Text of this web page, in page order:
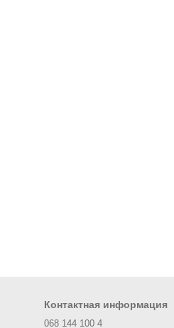
Контактная информация
068 144 100 4